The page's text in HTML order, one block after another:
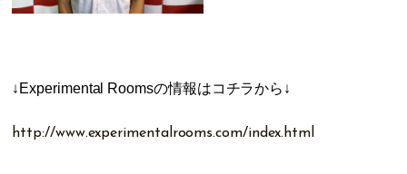
↓Experimental Roomsの情報はコチラから↓
http://www.experimentalrooms.com/index.html